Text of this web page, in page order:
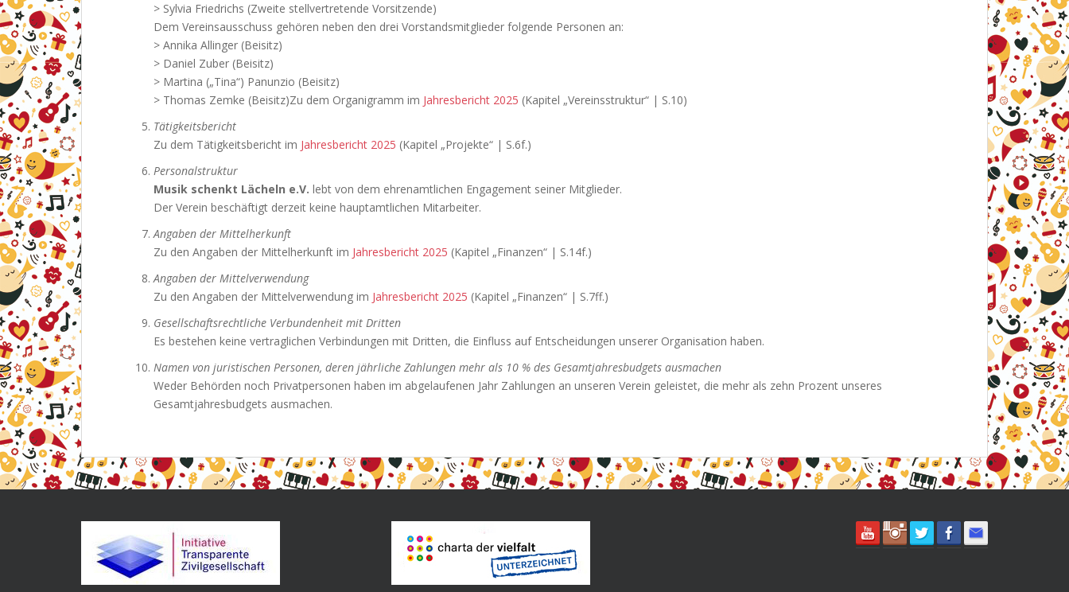
> Sylvia Friedrichs (Zweite stellvertretende Vorsitzende)
Dem Vereinsausschuss gehören neben den drei Vorstandsmitglieder folgende Personen an:
> Annika Allinger (Beisitz)
> Daniel Zuber (Beisitz)
> Martina („Tina“) Panunzio (Beisitz)
> Thomas Zemke (Beisitz)Zu dem Organigramm im Jahresbericht 2025 (Kapitel „Vereinsstruktur“ | S.10)
Tätigkeitsbericht
Zu dem Tätigkeitsbericht im Jahresbericht 2025 (Kapitel „Projekte“ | S.6f.)
Personalstruktur
Musik schenkt Lächeln e.V. lebt von dem ehrenamtlichen Engagement seiner Mitglieder.
Der Verein beschäftigt derzeit keine hauptamtlichen Mitarbeiter.
Angaben der Mittelherkunft
Zu den Angaben der Mittelherkunft im Jahresbericht 2025 (Kapitel „Finanzen“ | S.14f.)
Angaben der Mittelverwendung
Zu den Angaben der Mittelverwendung im Jahresbericht 2025 (Kapitel „Finanzen“ | S.7ff.)
Gesellschaftsrechtliche Verbundenheit mit Dritten
Es bestehen keine vertraglichen Verbindungen mit Dritten, die Einfluss auf Entscheidungen unserer Organisation haben.
Namen von juristischen Personen, deren jährliche Zahlungen mehr als 10 % des Gesamtjahresbudgets ausmachen
Weder Behörden noch Privatpersonen haben im abgelaufenen Jahr Zahlungen an unseren Verein geleistet, die mehr als zehn Prozent unseres
Gesamtjahresbudgets ausmachen.